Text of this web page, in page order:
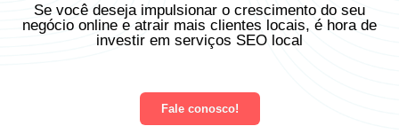
Se você deseja impulsionar o crescimento do seu
negócio online e atrair mais clientes locais, é hora de
investir em serviços SEO local
Fale conosco!